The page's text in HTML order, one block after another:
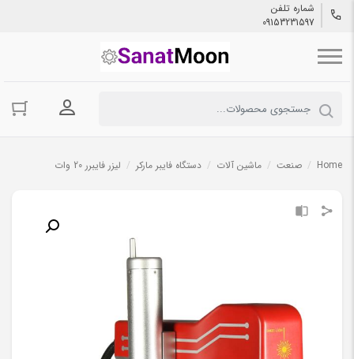
شماره تلفن
09153231597
ورود به
Home
/ صنعت / ماشین آلات / دستگاه فایبر مارکر / لیزر فایبرر 20 وات